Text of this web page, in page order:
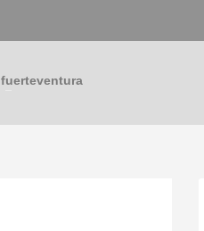
fuerteventura